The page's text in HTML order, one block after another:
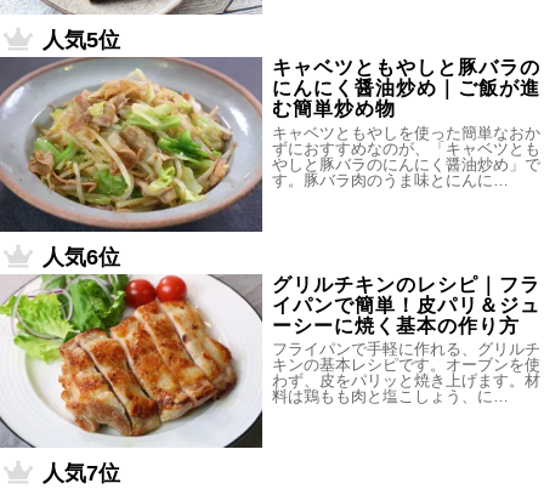
人気5位
キャベツともやしと豚バラの
にんにく醤油炒め｜ご飯が進
む簡単炒め物
キャベツともやしを使った簡単なおか
ずにおすすめなのが、「キャベツとも
やしと豚バラのにんにく醤油炒め」で
す。豚バラ肉のうま味とにんに…
人気6位
グリルチキンのレシピ｜フラ
イパンで簡単！皮パリ＆ジュ
ーシーに焼く基本の作り方
フライパンで手軽に作れる、グリルチ
キンの基本レシピです。オーブンを使
わず、皮をパリッと焼き上げます。材
料は鶏もも肉と塩こしょう、に…
人気7位